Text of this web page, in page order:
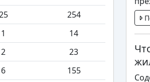
254
1
14
2
23
6
155